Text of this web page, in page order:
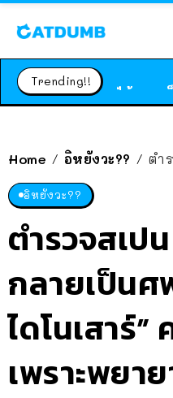
Trending!!
Home / อิหยังวะ?? / ตำรวจสเ
อิหยังวะ??
ตำรวจสเป
กลายเป็นศ
ไดโนเสาร์
เพราะพยา